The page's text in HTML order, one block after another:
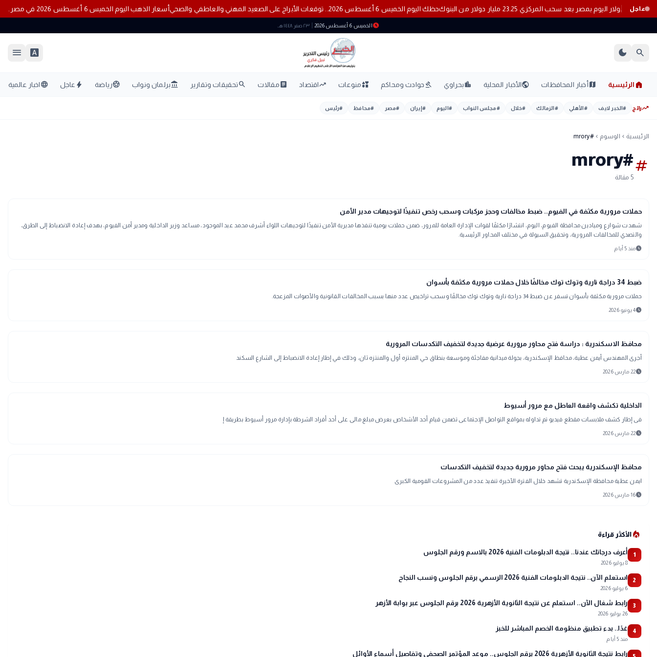
عاجلسعر الدولار اليوم بمصر بعد سحب المركزي 23.25 مليار دولار من البنوك حظك اليوم الخميس 6 أغسطس 2026.. توقعات الأبراج على الصعيد المهني والعاطفي والصحي أسعار الذهب اليوم الخميس 6 أغسطس 2026 في مصر.. عيار 21 يسجل 5960 جنيهًا
scheduleالخميس 6 أغسطس 2026 ٢٣ صفر ١٤٤٨ هـ
search
dark_mode
font_download
menu
home الرئيسية mapأخبار المحافظات publicالأخبار المحلية location_cityبحراوي gavelحوادث ومحاكم interestsمنوعات trending_upاقتصاد articleمقالات searchتحقيقات وتقارير account_balanceبرلمان ونواب sports_soccerرياضة bolt عاجل languageاخبار عالمية
trending_upرائج #الخبر لايف #الأهلي #الزمالك #خلال #مجلس النواب #اليوم #إيران #مصر #محافظ #رئيس
الرئيسية chevron_left الوسوم chevron_left
#mrory
tag
#mrory
5 مقالة
map
أخبار المحافظات
حملات مرورية مكثفة في الفيوم.. ضبط مخالفات وحجز مركبات وسحب رخص تنفيذًا لتوجيهات مدير الأمن
شهدت شوارع وميادين محافظة الفيوم، اليوم، انتشارًا مكثفًا لقوات الإدارة العامة للمرور، ضمن حملات يومية تنفذها مديرية الأمن تنفيذًا لتوجيهات اللواء أشرف محمد عبد الموجود، مساعد وزير الداخلية ومدير أمن الفيوم، بهدف إعادة الانضباط إلى الطرق،
والتصدي للمخالفات المرورية، وتحقيق السيولة في مختلف المحاور الرئيسية.
scheduleمنذ 5 أيام
map
أخبار المحافظات
ضبط 34 دراجة نارية وتوك توك مخالفًا خلال حملات مرورية مكثفة بأسوان
حملات مرورية مكثفة بأسوان تسفر عن ضبط 34 دراجة نارية وتوك توك مخالفًا وسحب تراخيص عدد منها بسبب المخالفات القانونية والأصوات المزعجة.
schedule4 يونيو 2026
map
أخبار المحافظات
محافظ الاسكندرية : دراسة فتح محاور مرورية عرضية جديدة لتخفيف التكدسات المرورية
أجرى المهندس أيمن عطية، محافظ الإسكندرية، بجولة ميدانية مفاجئة وموسعة بنطاق حي المنتزه أول والمنتزه ثان، وذلك في إطار إعادة الانضباط إلى الشارع السكند
schedule22 مارس 2026
interests
منوعات
الداخلية تكشف واقعة العاطل مع مرور أسيوط
فى إطار كشف ملابسات مقطع فيديو تم تداوله بمواقع التواصل الإجتماعى تضمن قيام أحد الأشخاص بعرض مبلغ مالى على أحد أفراد الشرطة بإدارة مرور أسيوط بطريقة إ
schedule22 مارس 2026
map
أخبار المحافظات
محافظ الإسكندرية يبحث فتح محاور مرورية جديدة لتخفيف التكدسات
ايمن عطية محافظة الإسكندرية تشهد خلال الفترة الأخيرة تنفيذ عدد من المشروعات القومية الكبرى
schedule16 مارس 2026
local_fire_departmentالأكثر قراءة
1 أعرف درجاتك عندنا.. نتيجة الدبلومات الفنية 2026 بالاسم ورقم الجلوس
8 يوليو 2026
2 استعلم الآن.. نتيجة الدبلومات الفنية 2026 الرسمي برقم الجلوس ونسب النجاح
6 يوليو 2026
3 رابط شغال الآن.. استعلم عن نتيجة الثانوية الأزهرية 2026 برقم الجلوس عبر بوابة الأزهر
26 يوليو 2026
4 غدًا.. بدء تطبيق منظومة الخصم المباشر للخبز
منذ 5 أيام
رابط نتيجة الثانوية الأزهرية 2026 برقم الجلوس.. موعد المؤتمر الصحفي وتفاصيل أسماء الأوائل